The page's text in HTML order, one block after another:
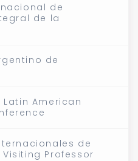
de
de la
de
Latin American
de
Professor